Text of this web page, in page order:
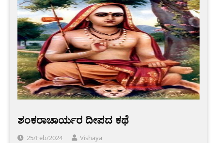
ಶಂಕರಾಚಾರ್ಯರ ದೀಪದ ಕಥೆ
25/Feb/2024 Vishaya